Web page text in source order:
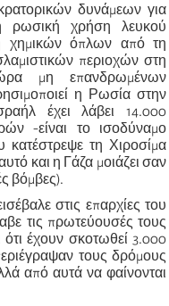
δυνάμεων για
ρωσική χρήση λευκού
όπλων από τη
περιοχών στη
μη επανδρωμένων
η Ρωσία στην
έχει λάβει 14.000
-είναι το ισοδύναμο
τη Χιροσίμα
και η Γάζα μοιάζει σαν
βόμβες).
στις επαρχίες του
τις πρωτεύουσές τους
έχουν σκοτωθεί 3.000
τους δρόμους
από αυτά να φαίνονται